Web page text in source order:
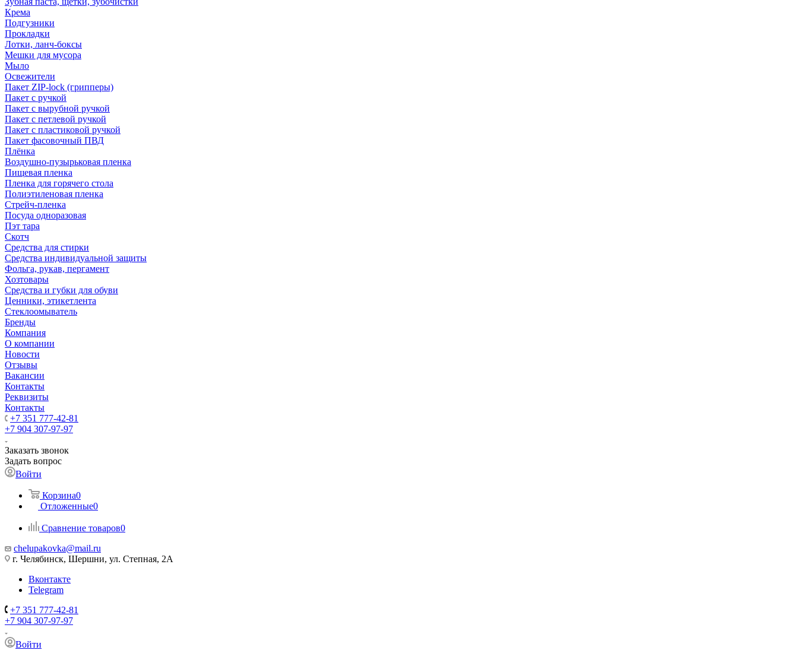
Крема
Подгузники
Прокладки
Лотки, ланч-боксы
Мешки для мусора
Мыло
Освежители
Пакет ZIP-lock (грипперы)
Пакет с ручкой
Пакет с вырубной ручкой
Пакет с петлевой ручкой
Пакет с пластиковой ручкой
Пакет фасовочный ПВД
Плёнка
Воздушно-пузырьковая пленка
Пищевая пленка
Пленка для горячего стола
Полиэтиленовая пленка
Стрейч-пленка
Посуда одноразовая
Пэт тара
Скотч
Средства для стирки
Средства индивидуальной защиты
Фольга, рукав, пергамент
Хозтовары
Средства и губки для обуви
Ценники, этикетлента
Стеклоомыватель
Бренды
Компания
О компании
Новости
Отзывы
Вакансии
Контакты
Реквизиты
Контакты
+7 351 777-42-81
+7 904 307-97-97
Заказать звонок
Задать вопрос
Войти
Корзина0
Отложенные0
Сравнение товаров0
chelupakovka@mail.ru
г. Челябинск, Шершни, ул. Степная, 2А
Вконтакте
Telegram
+7 351 777-42-81
+7 904 307-97-97
Войти